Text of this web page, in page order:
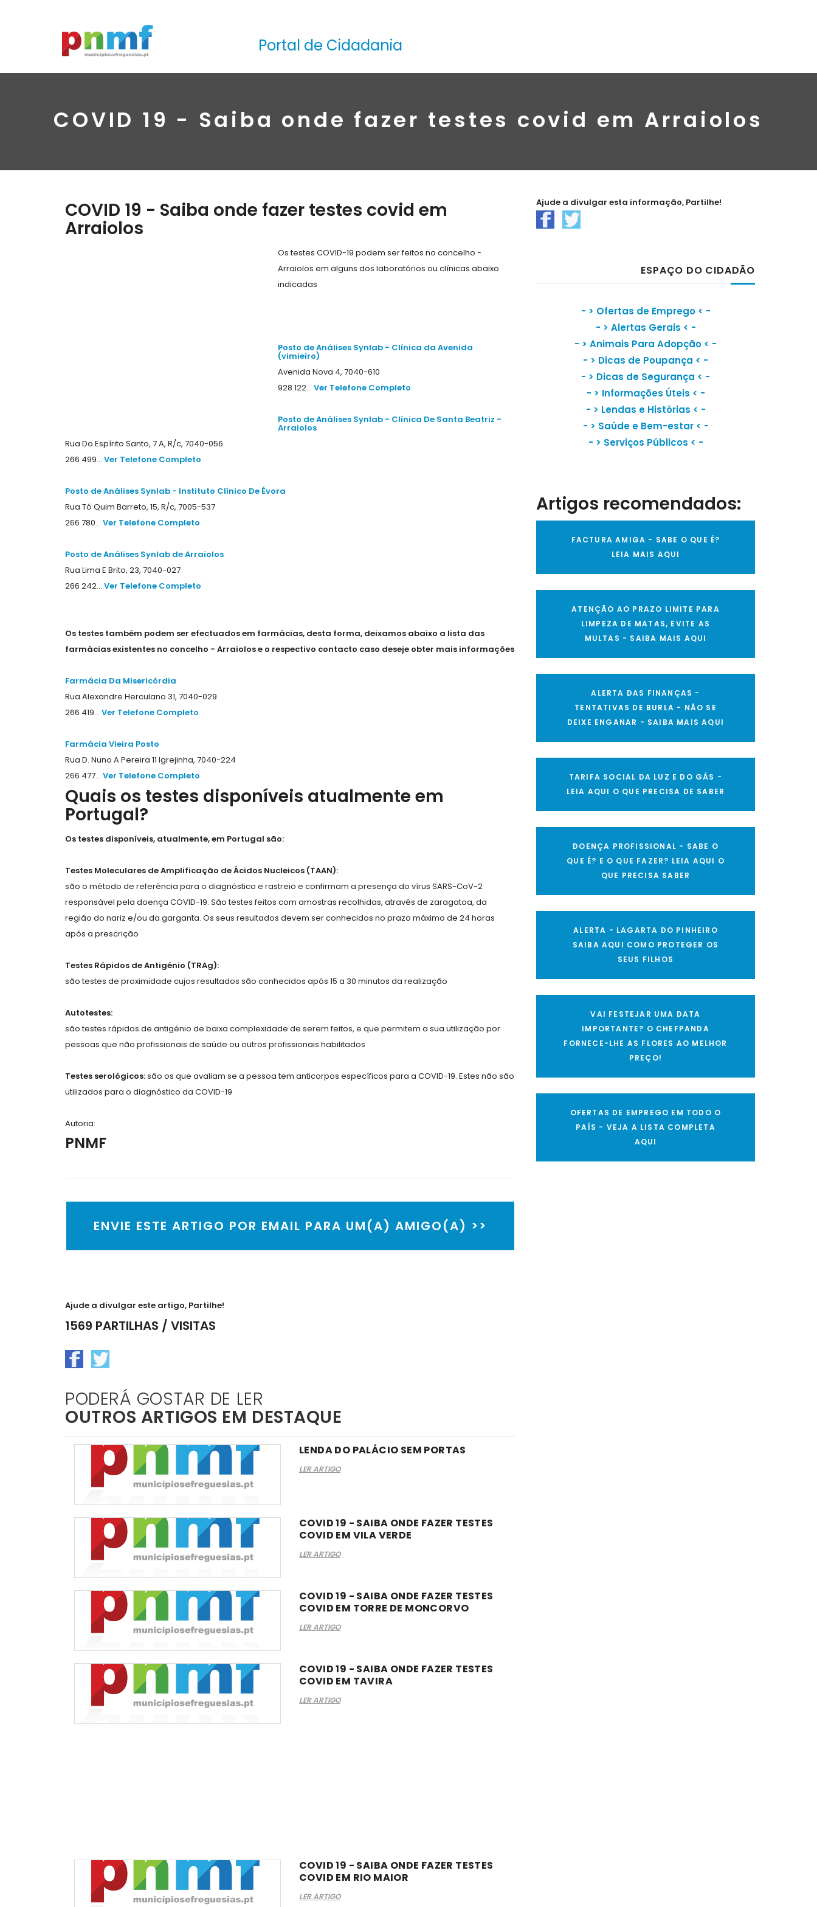
Portal de Cidadania
COVID 19 - Saiba onde fazer testes covid em Arraiolos
COVID 19 - Saiba onde fazer testes covid em
Arraiolos
Os testes COVID-19 podem ser feitos no concelho -
Arraiolos em alguns dos laboratórios ou clínicas abaixo
indicadas
Posto de Análises Synlab - Clínica da Avenida
(vimieiro)
Avenida Nova 4, 7040-610
928 122... Ver Telefone Completo
Posto de Análises Synlab - Clínica De Santa Beatriz -
Arraiolos
Rua Do Espírito Santo, 7 A, R/c, 7040-056
266 499... Ver Telefone Completo
Posto de Análises Synlab - Instituto Clínico De Évora
Rua Tó Quim Barreto, 15, R/c, 7005-537
266 780... Ver Telefone Completo
Posto de Análises Synlab de Arraiolos
Rua Lima E Brito, 23, 7040-027
266 242... Ver Telefone Completo
Os testes também podem ser efectuados em farmácias, desta forma, deixamos abaixo a lista das
farmácias existentes no concelho - Arraiolos e o respectivo contacto caso deseje obter mais informações
Farmácia Da Misericórdia
Rua Alexandre Herculano 31, 7040-029
266 419... Ver Telefone Completo
Farmácia Vieira Posto
Rua D. Nuno A Pereira 11 Igrejinha, 7040-224
266 477... Ver Telefone Completo
Quais os testes disponíveis atualmente em
Portugal?
Os testes disponíveis, atualmente, em Portugal são:
Testes Moleculares de Amplificação de Ácidos Nucleicos (TAAN):
são o método de referência para o diagnóstico e rastreio e confirmam a presença do vírus SARS-CoV-2
responsável pela doença COVID-19. São testes feitos com amostras recolhidas, através de zaragatoa, da
região do nariz e/ou da garganta. Os seus resultados devem ser conhecidos no prazo máximo de 24 horas
após a prescrição
Testes Rápidos de Antigénio (TRAg):
são testes de proximidade cujos resultados são conhecidos após 15 a 30 minutos da realização
Autotestes:
são testes rápidos de antigénio de baixa complexidade de serem feitos, e que permitem a sua utilização por
pessoas que não profissionais de saúde ou outros profissionais habilitados
Testes serológicos:são os que avaliam se a pessoa tem anticorpos específicos para a COVID-19. Estes não são
utilizados para o diagnóstico da COVID-19
Autoria:
PNMF
ENVIE ESTE ARTIGO POR EMAIL PARA UM(A) AMIGO(A) >>
Ajude a divulgar este artigo, Partilhe!
1569 PARTILHAS / VISITAS
PODERÁ GOSTAR DE LER
OUTROS ARTIGOS EM DESTAQUE
LENDA DO PALÁCIO SEM PORTAS
LER ARTIGO
COVID 19 - SAIBA ONDE FAZER TESTES
COVID EM VILA VERDE
LER ARTIGO
COVID 19 - SAIBA ONDE FAZER TESTES
COVID EM TORRE DE MONCORVO
LER ARTIGO
COVID 19 - SAIBA ONDE FAZER TESTES
COVID EM TAVIRA
LER ARTIGO
COVID 19 - SAIBA ONDE FAZER TESTES
COVID EM RIO MAIOR
LER ARTIGO
Ajude a divulgar esta informação, Partilhe!
ESPAÇO DO CIDADÃO
- > Ofertas de Emprego< -
- > Alertas Gerais < -
- > Animais Para Adopção < -
- > Dicas de Poupança < -
- > Dicas de Segurança < -
- > Informações Úteis < -
- > Lendas e Histórias < -
- > Saúde e Bem-estar< -
- > Serviços Públicos < -
Artigos recomendados:
FACTURA AMIGA - SABE O QUE É?
LEIA MAIS AQUI
ATENÇÃO AO PRAZO LIMITE PARA
LIMPEZA DE MATAS, EVITE AS
MULTAS - SAIBA MAIS AQUI
ALERTA DAS FINANÇAS -
TENTATIVAS DE BURLA - NÃO SE
DEIXE ENGANAR - SAIBA MAIS AQUI
TARIFA SOCIAL DA LUZ E DO GÁS -
LEIA AQUI O QUE PRECISA DE SABER
DOENÇA PROFISSIONAL - SABE O
QUE É? E O QUE FAZER? LEIA AQUI O
QUE PRECISA SABER
ALERTA - LAGARTA DO PINHEIRO
SAIBA AQUI COMO PROTEGER OS
SEUS FILHOS
VAI FESTEJAR UMA DATA
IMPORTANTE? O CHEFPANDA
FORNECE-LHE AS FLORES AO MELHOR
PREÇO!
OFERTAS DE EMPREGO EM TODO O
PAÍS - VEJA A LISTA COMPLETA
AQUI